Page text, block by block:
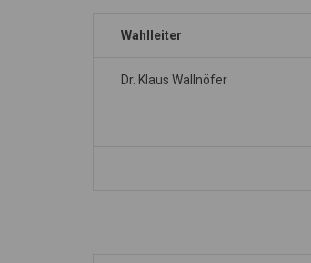
Wahlleiter
Dr. Klaus Wallnöfer